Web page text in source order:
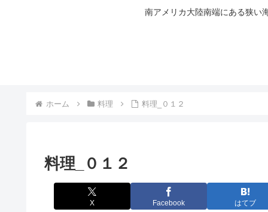
南アメリカ大陸南端にある狭い
ホーム 料理 料理_０１２
料理_０１２
X Facebook はてブ